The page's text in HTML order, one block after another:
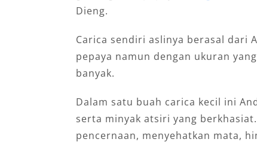
Dieng.
Carica sendiri aslinya berasal dari
pepaya namun dengan ukuran
banyak.
Dalam satu buah carica kecil ini
serta minyak atsiri yang
pencernaan, menyehatkan mata,